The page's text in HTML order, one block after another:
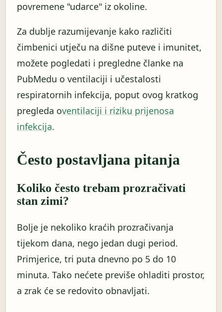
povremene "udarce" iz okoline.
Za dublje razumijevanje kako različiti
čimbenici utječu na dišne puteve i imunitet,
možete pogledati i pregledne članke na
PubMedu o ventilaciji i učestalosti
respiratornih infekcija, poput ovog kratkog
pregleda oventilaciji i riziku prijenosa
infekcija.
Često postavljana pitanja
Koliko često trebam prozračivati
stan zimi?
Bolje je nekoliko kraćih prozračivanja
tijekom dana, nego jedan dugi period.
Primjerice, tri puta dnevno po 5 do 10
minuta. Tako nećete previše ohladiti prostor,
a zrak će se redovito obnavljati.